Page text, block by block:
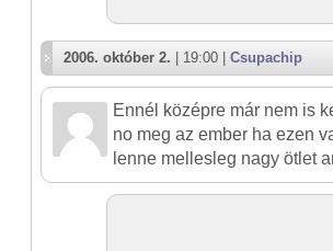
2006. október 2. | 19:00 | Csupachip
Ennél középre már nem is
no meg az ember ha ezen
lenne mellesleg nagy ötlet